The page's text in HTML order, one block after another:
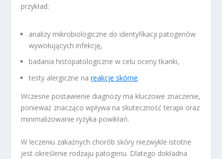
przykład:
analizy mikrobiologiczne do identyfikacji patogenów
wywołujących infekcję,
badania histopatologiczne w celu oceny tkanki,
testy alergiczne nareakcje skórne.
Wczesne postawienie diagnozy ma kluczowe znaczenie,
ponieważ znacząco wpływa na skuteczność terapii oraz
minimalizowanie ryzyka powikłań.
W leczeniu zakaźnych chorób skóry niezwykle istotne
jest określenie rodzaju patogenu. Dlatego dokładna